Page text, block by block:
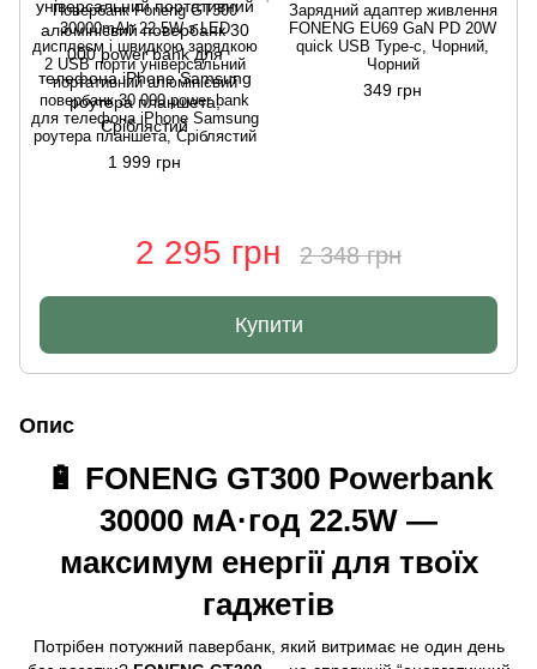
Повербанк Foneng GT300
30000mAh 22.5W з LED
дисплеєм і швидкою зарядкою
2 USB порти універсальний
портативний алюмінієвий
повербанк 30 000 power bank
для телефона iPhone Samsung
роутера планшета, Сріблястий
1 999 грн
Зарядний адаптер живлення
FONENG EU69 GaN PD 20W
quick USB Type-c, Чорний,
Чорний
349 грн
2 295 грн 2 348 грн
Купити
Опис
🔋 FONENG GT300 Powerbank
30000 мА·год 22.5W —
максимум енергії для твоїх
гаджетів
Потрібен потужний павербанк, який витримає не один день